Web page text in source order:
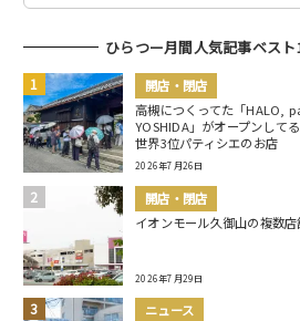
ひらつー月間人気記事ベスト
開店・閉店
高槻につくってた「HALO,
YOSHIDA」がオープンして
世界3位パティシエのお店
2026年7月26日
開店・閉店
イオンモール久御山の複数
2026年7月29日
ニュース